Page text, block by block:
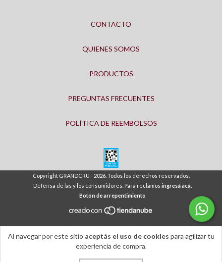
Al navegar por este sitio aceptás el uso de cookies para agilizar tu
experiencia de compra.
CONTACTO
QUIENES SOMOS
PRODUCTOS
PREGUNTAS FRECUENTES
POLÍTICA DE REEMBOLSOS
Copyright GRANDCRU - 2026. Todos los derechos reservados.
Defensa de las y los consumidores. Para reclamos ingresá acá.
Botón de arrepentimiento